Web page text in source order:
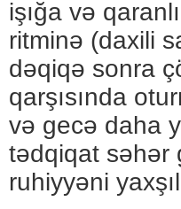
işığa və
ritminə (daxili
dəqiqə sonra
qarşısında
və gecə daha
tədqiqat səhər
ruhiyyəni